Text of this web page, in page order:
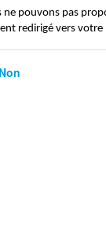
pouvons pas
redirigé vers
Non